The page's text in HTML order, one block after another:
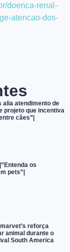
doenca-renal-
atencao-dos-
alia atendimento de
projeto que incentiva
cães”|
os
pets”|
reforça
animal durante o
South America